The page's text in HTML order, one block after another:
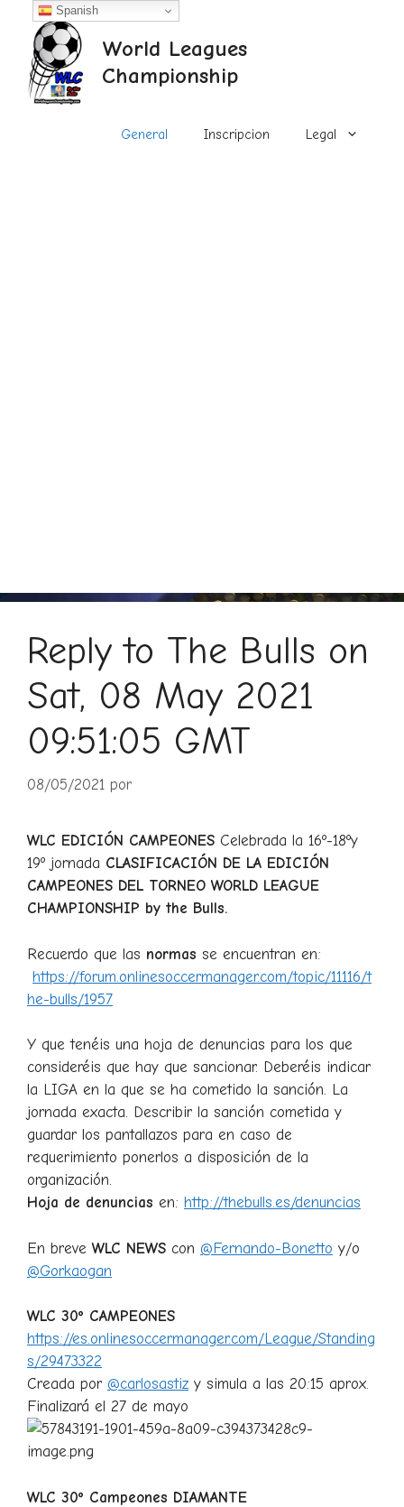
contenido
World Leagues
Championship
General Inscripcion Legal
Reply to The Bulls on
Sat, 08 May 2021
09:51:05 GMT
08/05/2021 por
WLC EDICIÓN CAMPEONES Celebrada la 16º-18ºy
19º jornada CLASIFICACIÓN DE LA EDICIÓN
CAMPEONES DEL TORNEO WORLD LEAGUE
CHAMPIONSHIP by the Bulls.
Recuerdo que las normas se encuentran en:
https://forum.onlinesoccermanager.com/topic/11116/t
he-bulls/1957
Y que tenéis una hoja de denuncias para los que
consideréis que hay que sancionar. Deberéis indicar
la LIGA en la que se ha cometido la sanción. La
jornada exacta. Describir la sanción cometida y
guardar los pantallazos para en caso de
requerimiento ponerlos a disposición de la
organización.
Hoja de denuncias en: http://thebulls.es/denuncias
En breve WLC NEWS con @Fernando-Bonetto y/o
@Gorkaogan
WLC 30º CAMPEONES
https://es.onlinesoccermanager.com/League/Standing
s/29473322
Creada por @carlosastiz y simula a las 20:15 aprox.
Finalizará el 27 de mayo
WLC 30º Campeones DIAMANTE
Spanish